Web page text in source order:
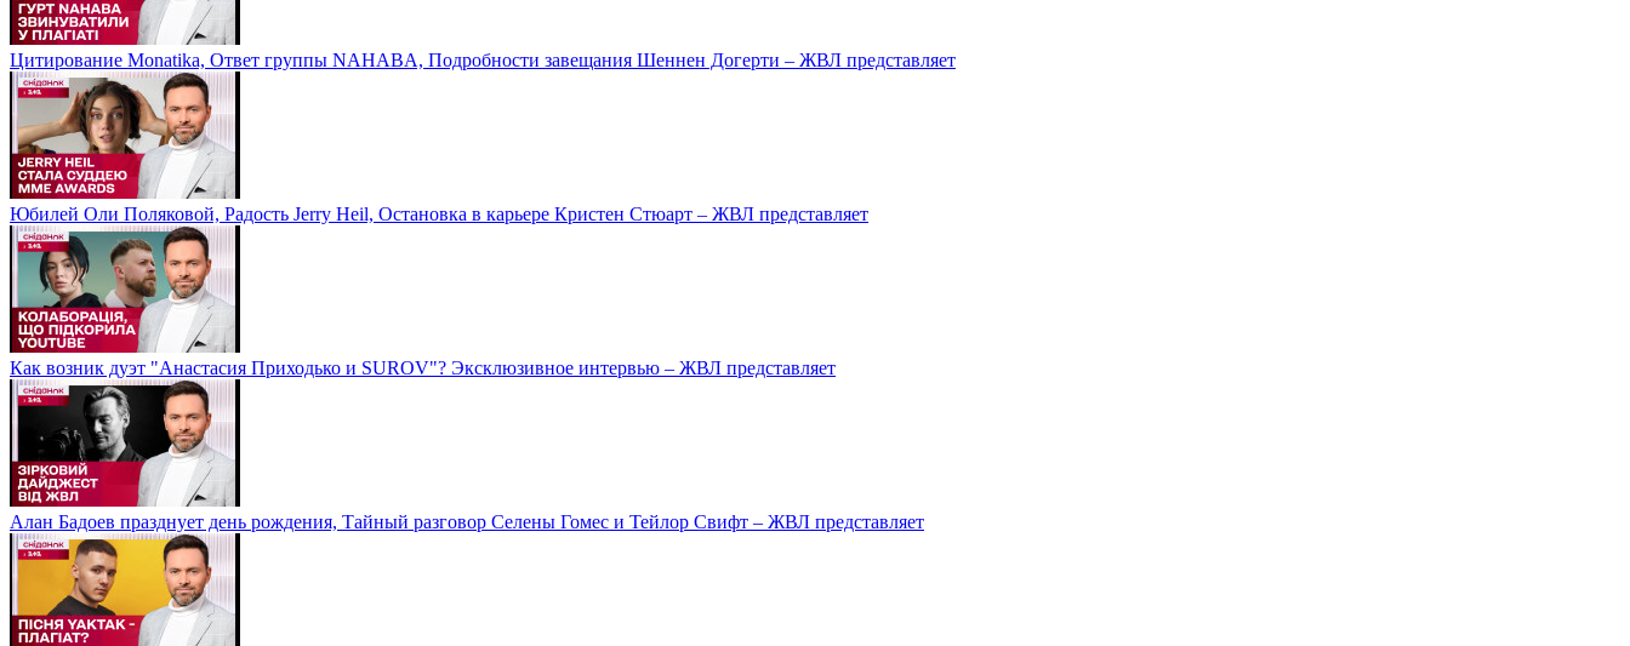
Цитирование Monatikа, Ответ группы NAHABA, Подробности завещания Шеннен Догерти – ЖВЛ представляет
Юбилей Оли Поляковой, Радость Jerry Heil, Остановка в карьере Кристен Стюарт – ЖВЛ представляет
Как возник дуэт "Анастасия Приходько и SUROV"? Эксклюзивное интервью – ЖВЛ представляет
Алан Бадоев празднует день рождения, Тайный разговор Селены Гомес и Тейлор Свифт – ЖВЛ представляет